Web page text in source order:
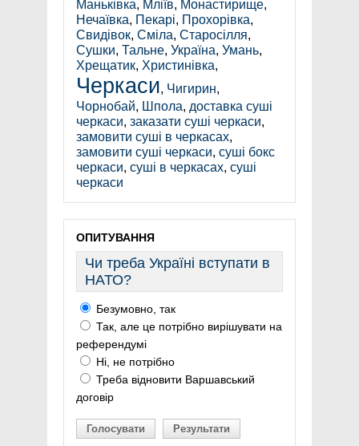
Маньківка, Мліїв, Монастирище,
Нечаївка, Пекарі, Прохорівка,
Свидівок, Сміла, Старосілля,
Сушки, Тальне, Україна, Умань,
Хрещатик, Христинівка,
Черкаси, Чигирин,
Чорнобай, Шпола, доставка суші
черкаси, заказати суші черкаси,
замовити суші в черкасах,
замовити суші черкаси, суші бокс
черкаси, суші в черкасах, суші
черкаси
ОПИТУВАННЯ
Чи треба Україні вступати в
НАТО?
Безумовно, так
Так, але це потрібно вирішувати на
референдумі
Ні, не потрібно
Треба відновити Варшавський
договір
Голосувати Результати